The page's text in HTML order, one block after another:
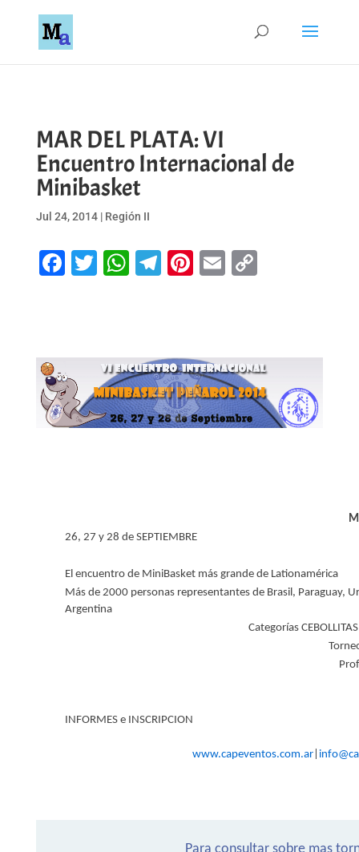
MAR DEL PLATA: VI
Encuentro Internacional de
Minibasket
Jul 24, 2014| Región II
Facebook
Twitter
WhatsApp
Telegram
Pinterest
EmailCopy
26, 27 y 28 de SEPTIEMBRE
El encuentro de MiniBasket más grande de Lationamérica
Más de 2000 personas representantes de Brasil, Paraguay,
Argentina
Categorías
INFORMES e INSCRIPCION
www.capeventos.com.ar|